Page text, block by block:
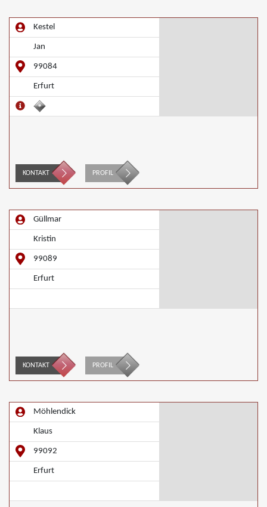
Kestel
Jan
99084
Erfurt
KONTAKT PROFIL
Güllmar
Kristin
99089
Erfurt
KONTAKT PROFIL
Möhlendick
Klaus
99092
Erfurt